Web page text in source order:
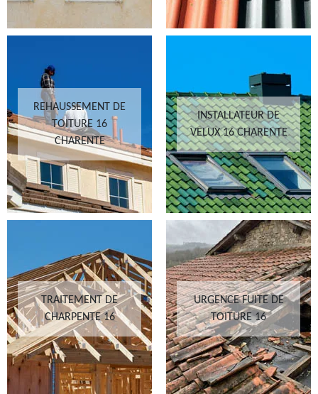
REHAUSSEMENT DE
TOITURE 16
CHARENTE
INSTALLATEUR DE
VELUX 16 CHARENTE
TRAITEMENT DE
CHARPENTE 16
URGENCE FUITE DE
TOITURE 16